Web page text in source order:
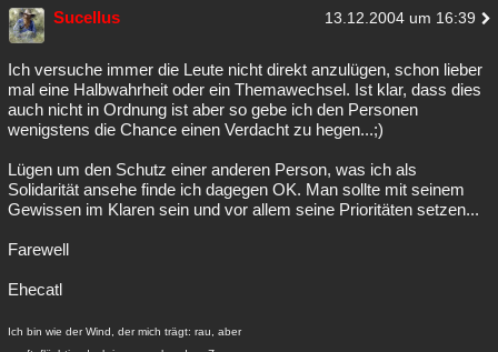
Sucellus 13.12.2004 um 16:39
Ich versuche immer die Leute nicht direkt anzulügen, schon lieber
mal eine Halbwahrheit oder ein Themawechsel. Ist klar, dass dies
auch nicht in Ordnung ist aber so gebe ich den Personen
wenigstens die Chance einen Verdacht zu hegen...;)
Lügen um den Schutz einer anderen Person, was ich als
Solidarität ansehe finde ich dagegen OK. Man sollte mit seinem
Gewissen im Klaren sein und vor allem seine Prioritäten setzen...
Farewell
Ehecatl
Ich bin wie der Wind, der mich trägt: rau, aber